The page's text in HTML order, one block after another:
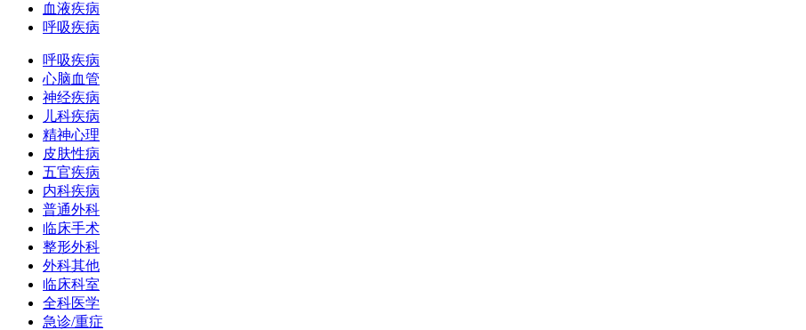
血液疾病
呼吸疾病
呼吸疾病
心脑血管
神经疾病
儿科疾病
精神心理
皮肤性病
五官疾病
内科疾病
普通外科
临床手术
整形外科
外科其他
临床科室
全科医学
急诊/重症